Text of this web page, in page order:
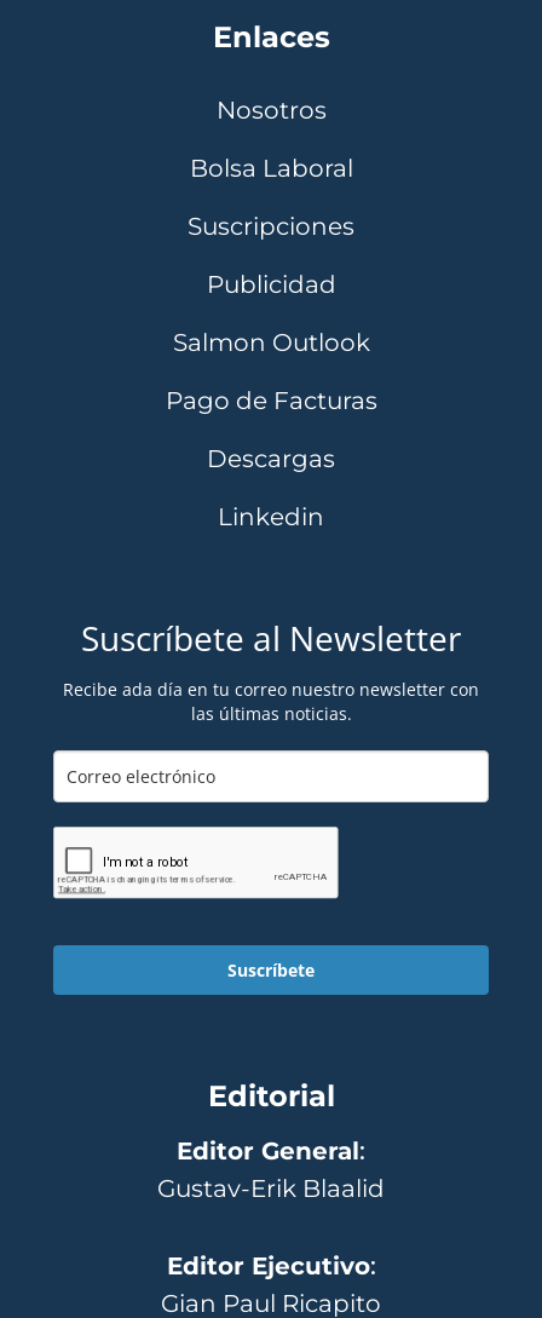
Enlaces
Nosotros
Bolsa Laboral
Suscripciones
Publicidad
Salmon Outlook
Pago de Facturas
Descargas
Linkedin
Suscríbete al Newsletter
Recibe ada día en tu correo nuestro newsletter con
las últimas noticias.
Suscríbete
Editorial
Editor General:
Gustav-Erik Blaalid
Editor Ejecutivo:
Gian Paul Ricapito